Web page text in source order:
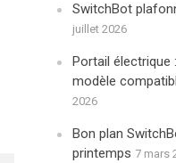
SwitchBot
juillet 2026
Portail
modèle
2026
Bon plan
printemps 7 mars